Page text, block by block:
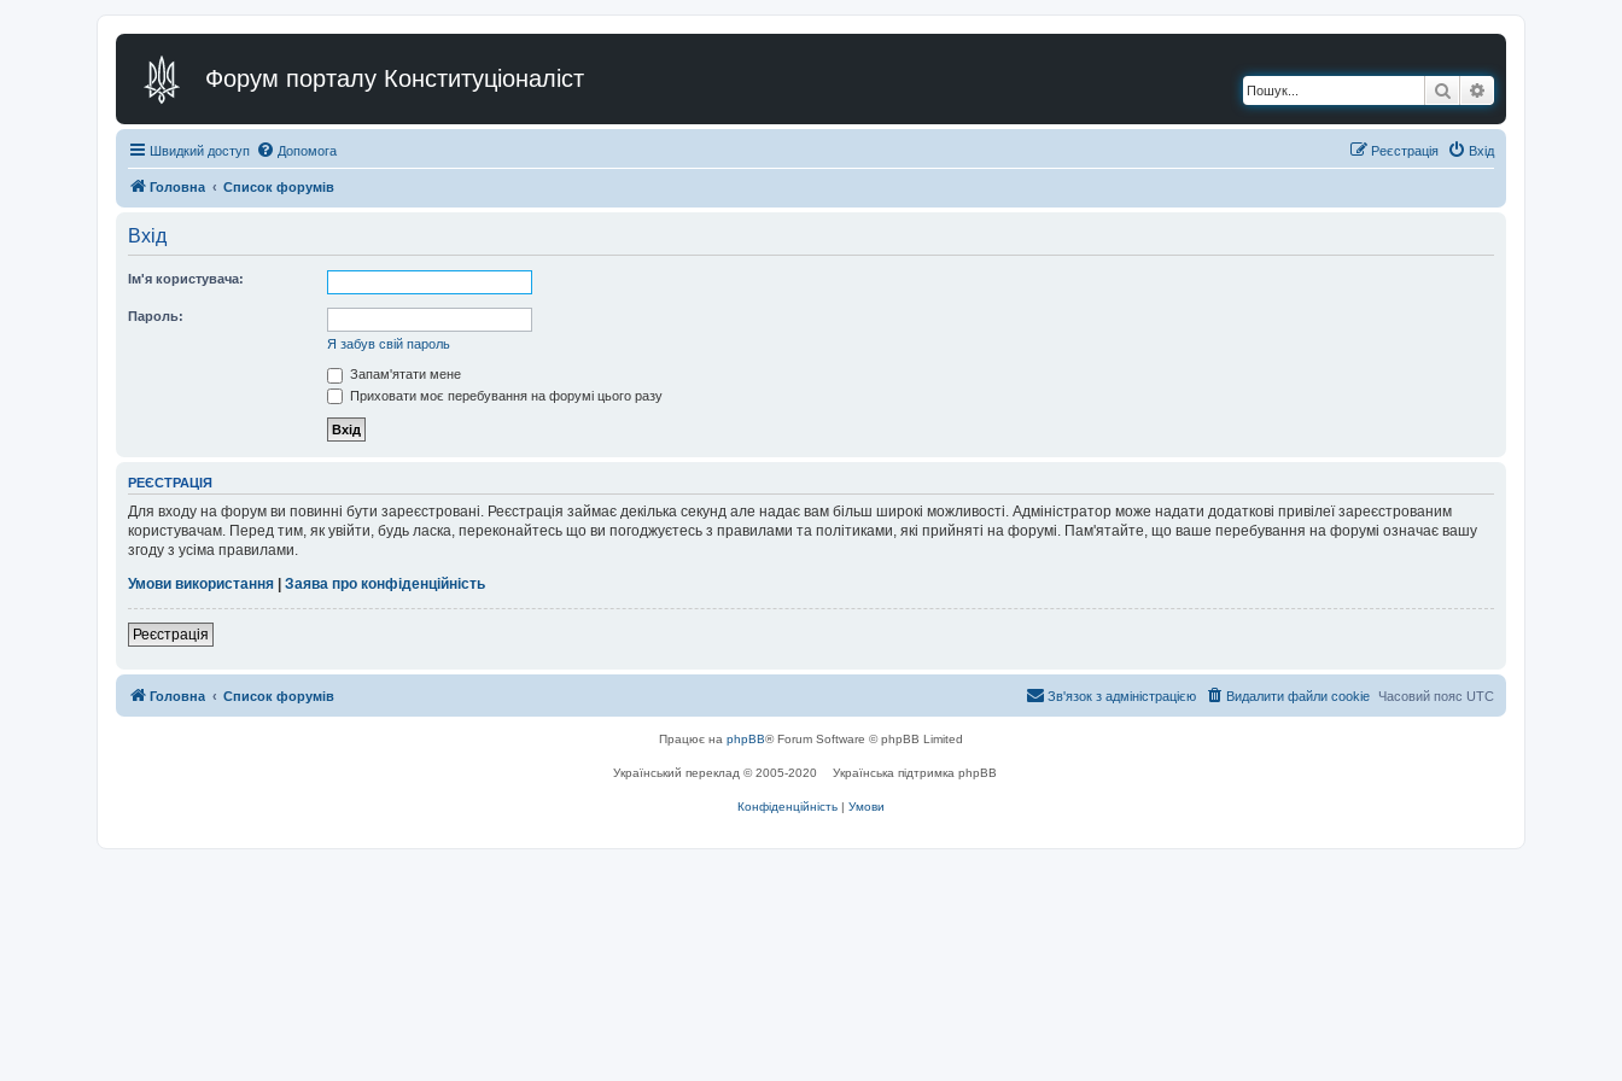
Форум порталу Конституціоналіст Пошук
Швидкий доступ Допомога Вхід
Реєстрація
Головна Список форумів
Вхід
Ім'я користувача:
Пароль:
Я забув свій пароль
Запам'ятати мене
Приховати моє перебування на форумі цього разу
РЕЄСТРАЦІЯ
Для входу на форум ви повинні бути зареєстровані. Реєстрація займає декілька секунд але надає вам більш широкі можливості. Адміністратор може надати додаткові привілеї зареєстрованим
користувачам. Перед тим, як увійти, будь ласка, переконайтесь що ви погоджуєтесь з правилами та політиками, які прийняті на форумі. Пам'ятайте, що ваше перебування на форумі означає вашу
згоду з усіма правилами.
Умови використання | Заява про конфіденційність
Реєстрація
Головна Список форумів Часовий пояс UTC
Видалити файли cookie
Зв'язок з адміністрацією
Працює на phpBB® Forum Software © phpBB Limited
Український переклад © 2005-2020 Українська підтримка phpBB
Конфіденційність | Умови